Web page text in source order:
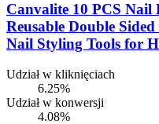
Canvalite 10 PCS Nail
Reusable Double
Nail Styling Tools for
Udział w kliknięciach
6.25%
Udział w konwersji
4.08%